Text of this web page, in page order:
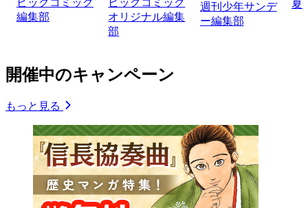
ビッグコミック
編集部
ビッグコミック
オリジナル編集
部
週刊少年サンデ
ー編集部
夏
開催中のキャンペーン
もっと見る